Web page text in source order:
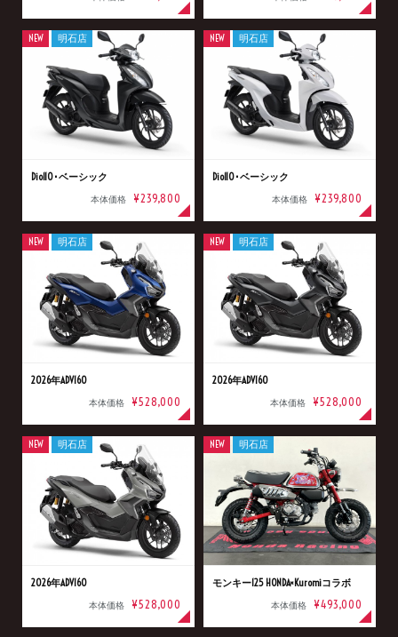
Dio110･ベーシック
本体価格 ¥239,800
NEW 明石店
Dio110･ベーシック
本体価格 ¥239,800
NEW 明石店
2026年ADV160
本体価格 ¥528,000
NEW 明石店
2026年ADV160
本体価格 ¥528,000
NEW 明石店
2026年ADV160
本体価格 ¥528,000
NEW 明石店
モンキー125 HONDA×Kuromiコラボ
本体価格 ¥493,000
NEW 明石店